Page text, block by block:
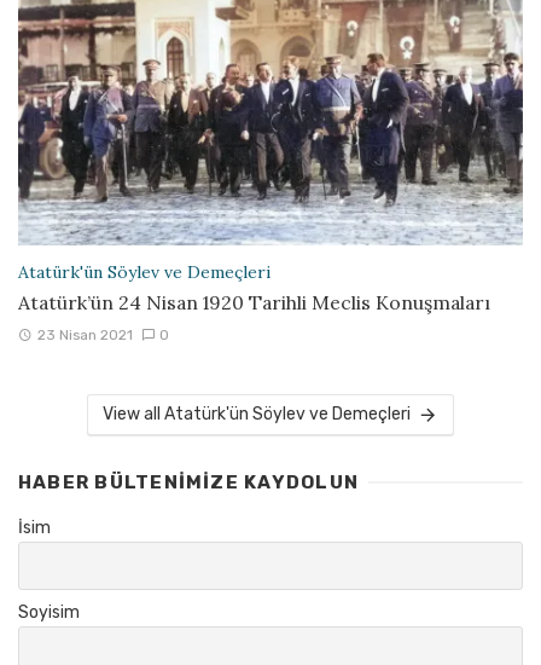
Atatürk'ün Söylev ve Demeçleri
Atatürk’ün 24 Nisan 1920 Tarihli Meclis Konuşmaları
23 Nisan 2021 0
View all Atatürk'ün Söylev ve Demeçleri
HABER BÜLTENIMIZE KAYDOLUN
İsim
Soyisim